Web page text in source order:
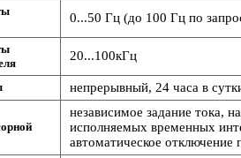
0...50 Гц (до 100 Гц по
20...100кГц
непрерывный, 24 часа в
независимое задание тока,
исполняемых временных
автоматическое